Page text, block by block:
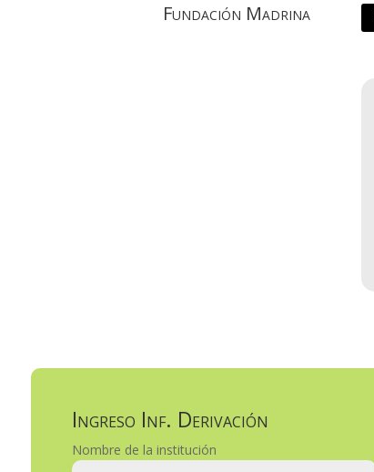
Fundación Madrina
Ingreso Inf. Derivación
Nombre de la institución